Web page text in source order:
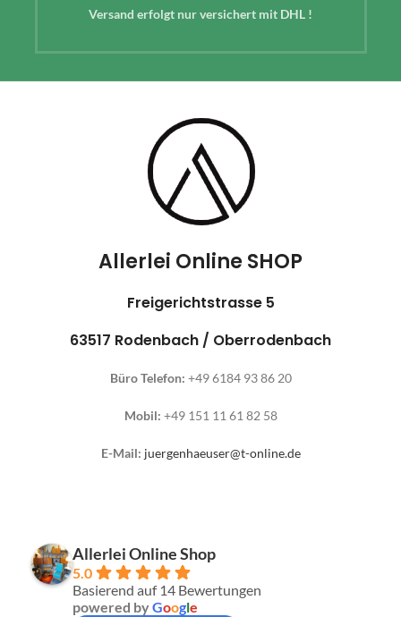
Versand erfolgt nur versichert mit DHL !
Allerlei Online SHOP
Freigerichtstrasse 5
63517 Rodenbach / Oberrodenbach
Büro Telefon: +49 6184 93 86 20
Mobil: +49 151 11 61 82 58
E-Mail: juergenhaeuser@t-online.de
Allerlei Online Shop
5.0
Basierend auf 14 Bewertungen
powered byGoogle